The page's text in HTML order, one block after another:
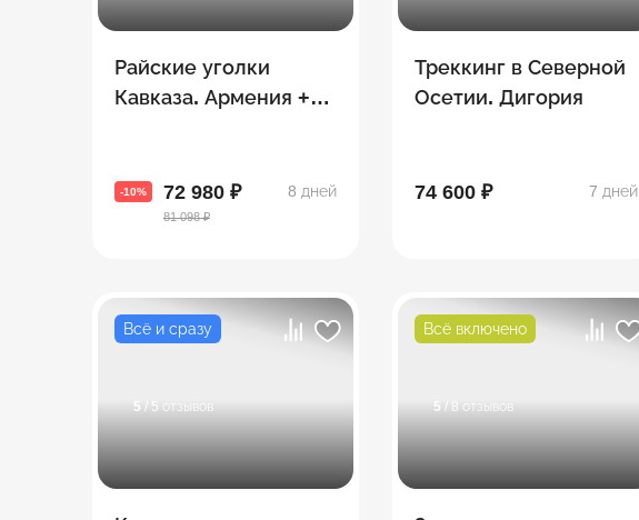
Райские уголки
Кавказа. Армения +
-10% 72 980 ₽
81 098 ₽
8 дней
Треккинг в Северной
Осетии. Дигория
74 600 ₽ 7 дней
Всё и сразу
5 / 5 отзывов
Всё включено
5 / 8 отзывов